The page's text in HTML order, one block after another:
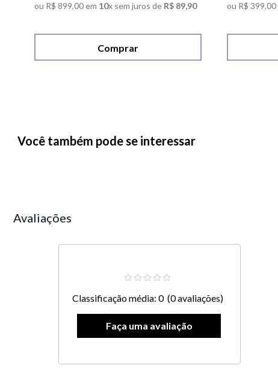
ou R$ 899,00em 10x sem juros de R$ 89,90
Comprar
ou R$ 399,00
Você também pode se interessar
Avaliações
Classificação média: 0 (0 avaliações)